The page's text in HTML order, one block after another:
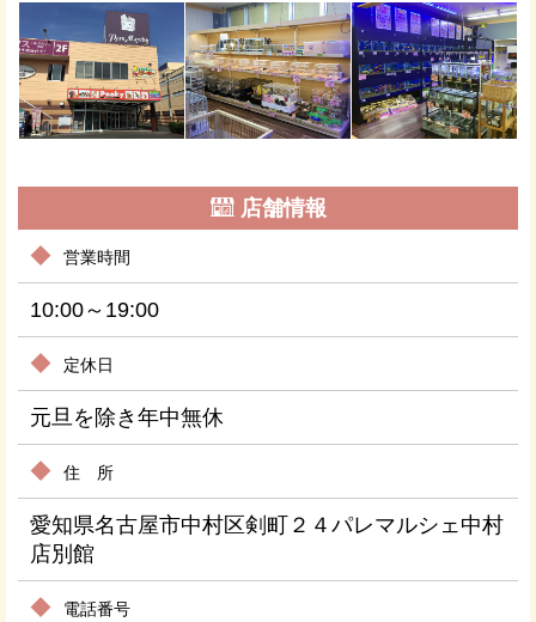
店舗情報
営業時間
10:00～19:00
定休日
元旦を除き年中無休
住 所
愛知県名古屋市中村区剣町２４パレマルシェ中村
店別館
電話番号